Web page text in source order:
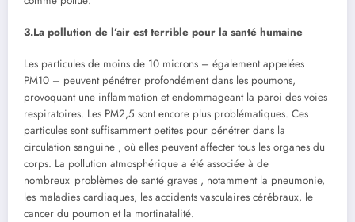
3.La pollution de l’air est terrible pour la santé humaine
Les particules de moins de 10 microns – également appelées
PM10 – peuvent pénétrer profondément dans les poumons,
provoquant une inflammation et endommageant la paroi des voies
respiratoires. Les PM2,5 sont encore plus problématiques. Ces
particules sont suffisamment petites pour pénétrer dans la
circulation sanguine , où elles peuvent affecter tous les organes du
corps. La pollution atmosphérique a été associée à de
nombreux problèmes de santé graves , notamment la pneumonie,
les maladies cardiaques, les accidents vasculaires cérébraux, le
cancer du poumon et la mortinatalité.